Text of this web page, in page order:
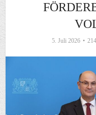
5. Juli 2026